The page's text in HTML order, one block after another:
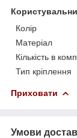
Колір
Матеріал
Кількість в
Тип кріплення
Приховати
Умови